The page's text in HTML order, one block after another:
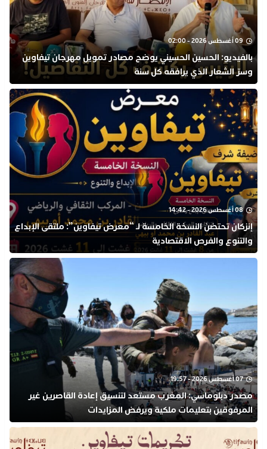
09 أغسطس 2026 - 02:00
بالفيديو: الحسين الحسيني يوضح مصادر تمويل مهرجان تيفاوين
وسرّ الشعار الذي يرافقه كل سنة
08 أغسطس 2026 - 14:42
إنزكان تحتضن النسخة الخامسة لـ “معرض تيفاوين”: ملتقى الإبداع
والتنوع والفرص الاقتصادية
07 أغسطس 2026 - 19:57
مصدر دبلوماسي: المغرب مستعد لتنسيق إعادة القاصرين غير
المرفوقين بتعليمات ملكية ويرفض المزايدات